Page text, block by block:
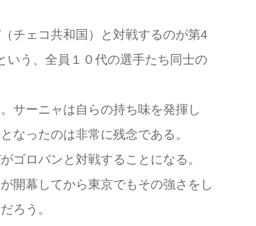
チェコ共和国）と対戦するのが第4
いう、全員１０代の選手たち同士の
サーニャは自らの持ち味を発揮し
なったのは非常に残念である。
ゴロバンと対戦することになる。
開幕してから東京でもその強さをし
ろう。